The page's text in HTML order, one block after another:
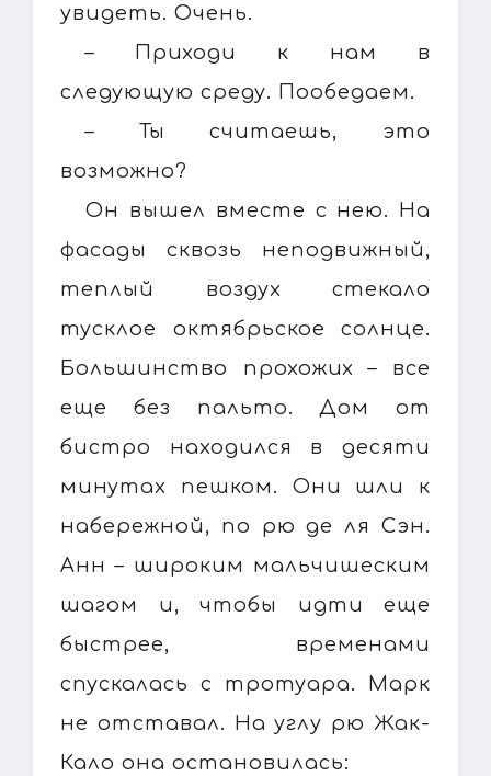
увидеть. Очень.
– Приходи к нам в
следующую среду. Пообедаем.
– Ты считаешь, это
возможно?
Он вышел вместе с нею. На
фасады сквозь неподвижный,
теплый воздух стекало
тусклое октябрьское солнце.
Большинство прохожих – все
еще без пальто. Дом от
бистро находился в десяти
минутах пешком. Они шли к
набережной, по рю де ля Сэн.
Анн – широким мальчишеским
шагом и, чтобы идти еще
быстрее, временами
спускалась с тротуара. Марк
не отставал. На углу рю Жак-
Кало она остановилась: